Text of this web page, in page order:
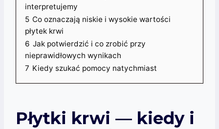
interpretujemy
5 Co oznaczają niskie i wysokie wartości
płytek krwi
6 Jak potwierdzić i co zrobić przy
nieprawidłowych wynikach
7 Kiedy szukać pomocy natychmiast
Płytki krwi — kiedy i